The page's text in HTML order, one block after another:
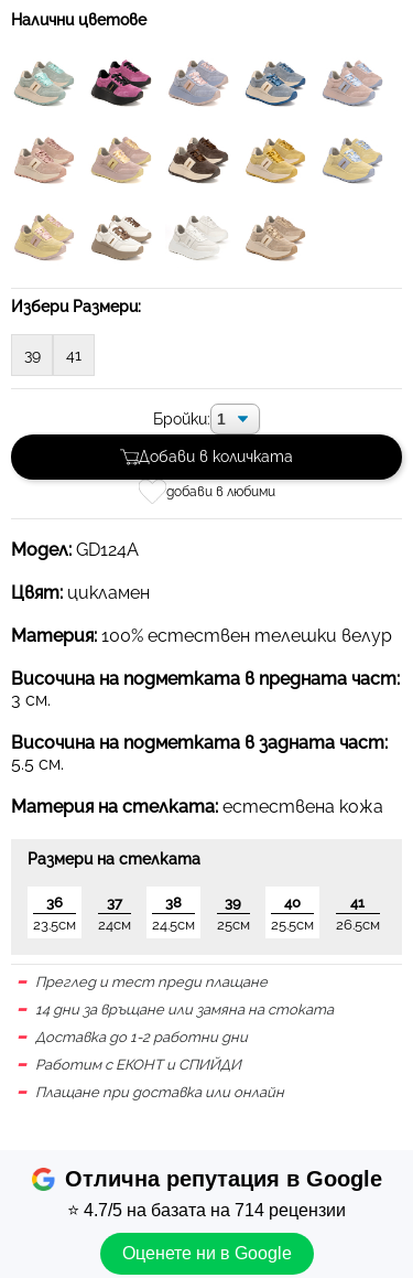
Налични цветове
Избери Размери:
39 41
Бройки:
Добави в количката
добави в любими
Модел: GD124A
Цвят: цикламен
Материя: 100% естествен телешки велур
Височина на подметката в предната част:
3 см.
Височина на подметката в задната част:
5.5 см.
Материя на стелката: естествена кожа
Размери на стелката
36
23.5см
37
24см
38
24.5см
39
25см
40
25.5см
41
26.5см
Преглед и тест преди плащане
14 дни за връщане или замяна на стоката
Доставка до 1-2 работни дни
Работим с ЕКОНТ и СПИЙДИ
Плащане при доставка или онлайн
Отлична репутация в Google
⭐ 4.7/5 на базата на 714 рецензии
Оценете ни в Google